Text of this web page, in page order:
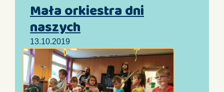
Mała orkiestra dni
naszych
13.10.2019